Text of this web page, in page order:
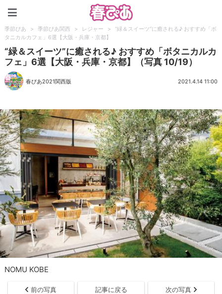
季節ぴあ > 季節ぴあ関西 > レジャー >
“緑＆スイーツ”に癒される♪ おすすめ「ボ
タニカルカフェ」6選【大阪・兵庫・京都】
“緑＆スイーツ”に癒される♪ おすすめ「ボタニカルカ
フェ」6選【大阪・兵庫・京都】（写真 10/19）
春ぴあ2021関西版 2021.4.14 11:00
NOMU KOBE
前の写真 記事に戻る 次の写真